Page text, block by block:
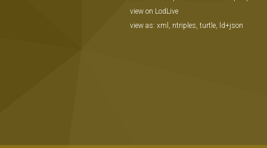
view on LodLive
view as: xml , ntriples, turtle, ld+json